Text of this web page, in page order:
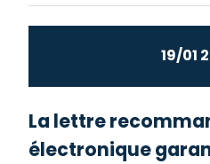
19/01
La lettre
électronique